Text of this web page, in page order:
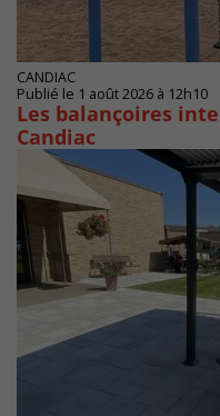
CANDIAC
Publié le 1 août 2026 à 12h10
Les balançoires
Candiac